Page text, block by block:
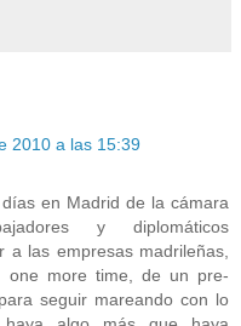
2010 a las 15:39
en Madrid de la cámara
y diplomáticos
a las empresas madrileñas,
one more time, de un pre-
seguir mareando con lo